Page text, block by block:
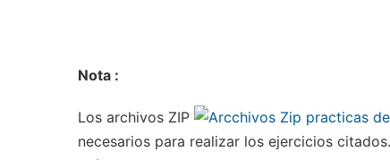
Nota :
Los archivos ZIP
necesarios para realizar los ejercicios